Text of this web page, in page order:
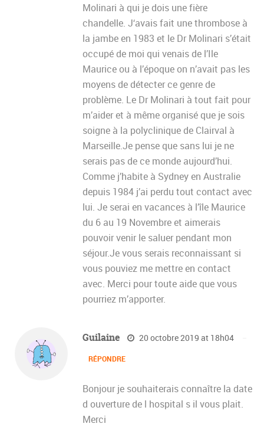
Molinari à qui je dois une fière
chandelle. J‘avais fait une thrombose à
la jambe en 1983 et le Dr Molinari s’était
occupé de moi qui venais de l’Ile
Maurice ou à l’époque on n’avait pas les
moyens de détecter ce genre de
problème. Le Dr Molinari à tout fait pour
m’aider et à même organisé que je sois
soigne à la polyclinique de Clairval à
Marseille.Je pense que sans lui je ne
serais pas de ce monde aujourd’hui.
Comme j’habite à Sydney en Australie
depuis 1984 j’ai perdu tout contact avec
lui. Je serai en vacances à l’île Maurice
du 6 au 19 Novembre et aimerais
pouvoir venir le saluer pendant mon
séjour.Je vous serais reconnaissant si
vous pouviez me mettre en contact
avec. Merci pour toute aide que vous
pourriez m’apporter.
Guilaine 20 octobre 2019 at 18h04
RÉPONDRE
Bonjour je souhaiterais connaître la date
d ouverture de l hospital s il vous plait.
Merci